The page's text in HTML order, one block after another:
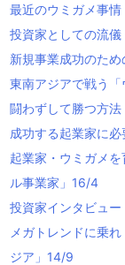
最近のウミガメ事
投資家としての流
新規事業成功のた
東南アジアで戦う
闘わずして勝つ方
成功する起業家に
起業家・ウミガメ
ル事業家」16/4
投資家インタビュ
メガトレンドに乗
ジア」14/9